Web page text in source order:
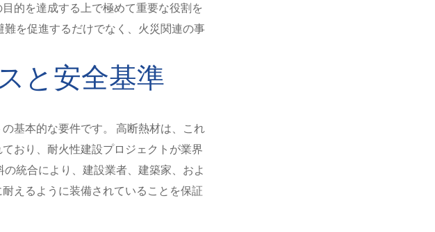
的を達成する上で極めて重要な役割を
を促進するだけでなく、火災関連の事
と安全基準
基本的な要件です。 高断熱材は、これ
おり、耐火性建設プロジェクトが業界
統合により、建設業者、建築家、およ
えるように装備されていることを保証